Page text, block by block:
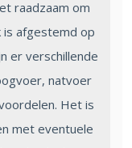
raadzaam om
is afgestemd op
er verschillende
natvoer
Het is
met eventuele